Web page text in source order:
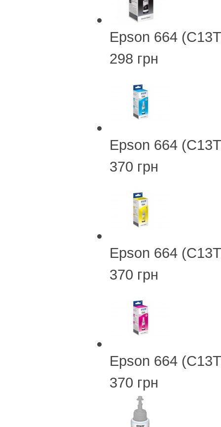
Epson 664
298 грн
Epson 664
370 грн
Epson 664
370 грн
Epson 664
370 грн